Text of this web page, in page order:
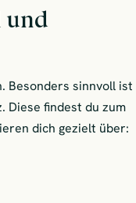
und
Besonders sinnvoll ist
Diese findest du zum
dich gezielt über: